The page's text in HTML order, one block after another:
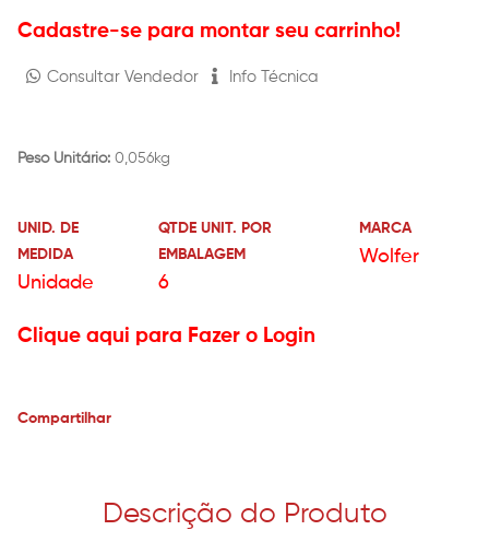
Cadastre-se para montar seu carrinho!
Consultar Vendedor Info Técnica
Peso Unitário: 0,056kg
UNID. DE
MEDIDA
Unidade
QTDE UNIT. POR
EMBALAGEM
6
MARCA
Wolfer
Clique aqui para Fazer o Login
Compartilhar
Descrição do Produto